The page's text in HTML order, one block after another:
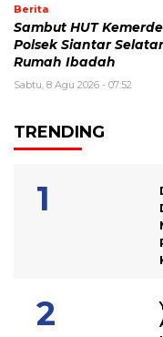
Berita
Sambut HUT
Polsek Siantar
Rumah Ibadah
Sabtu, 8 Agu 2026 - 07:52
TRENDING